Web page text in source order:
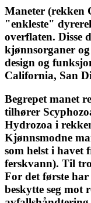
Maneter (rekken
"enkleste"
overflaten. Disse
kjønnsorganer
design og
California, San
Begrepet manet
tilhører
Hydrozoa i
Kjønnsmodne
som helst i havet
ferskvann). Til
For det første
beskytte seg mot